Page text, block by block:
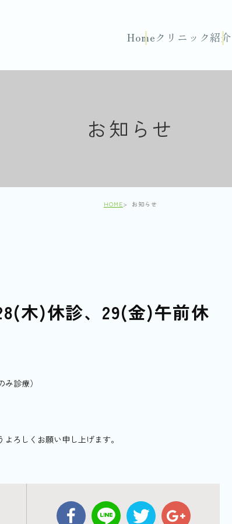
Homeクリニック紹介
お知らせ
HOME お知らせ
木)休診、29(金)午前休
診療）
ろしくお願い申し上げます。